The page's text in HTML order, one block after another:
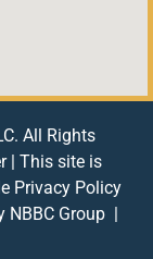
All Rights
| This site is
Privacy Policy
NBBC Group |